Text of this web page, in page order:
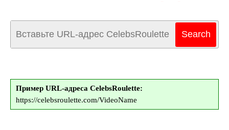
Пример URL-адреса CelebsRoulette:
https://celebsroulette.com/VideoName